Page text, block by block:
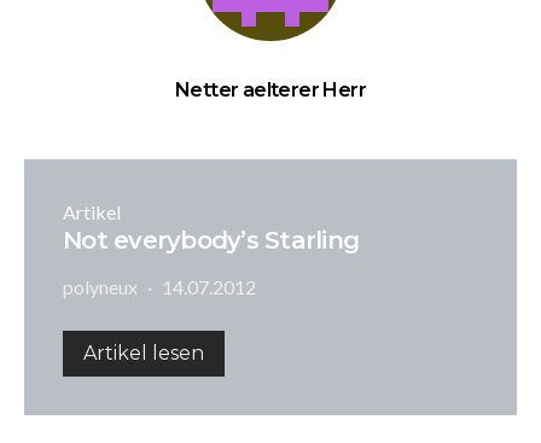
Netter aelterer Herr
Artikel
Not everybody’s Starling
polyneux 14.07.2012
Artikel lesen